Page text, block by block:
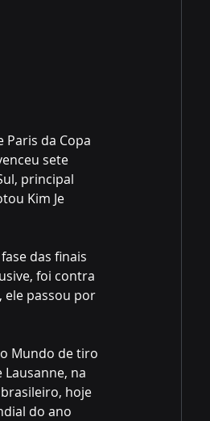
Paris da Copa
sete
principal
Kim Je
das finais
foi contra
ele passou por
Mundo de tiro
na
hoje
do ano